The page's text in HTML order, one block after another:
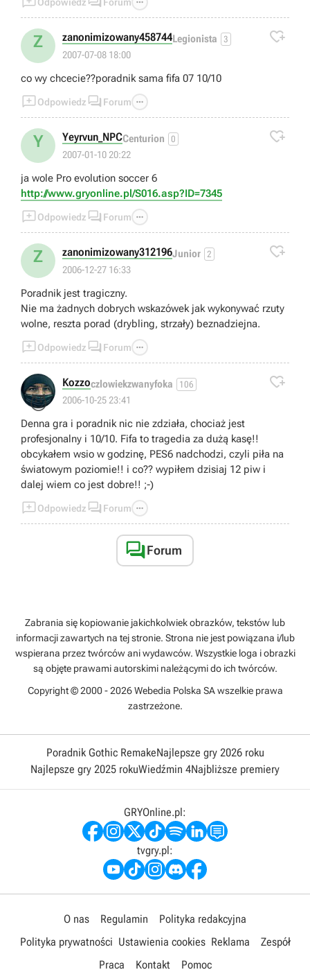
Z zanonimizowany458744Legionista 3
2007-07-08 18:00

co wy chcecie??poradnik sama fifa 07 10/10
Odpowiedz  Forum 
Y Yeyrvun_NPCCenturion 0
2007-01-10 20:22

ja wole Pro evolution soccer 6
http://www.gryonline.pl/S016.asp?ID=7345
Odpowiedz  Forum 
Z zanonimizowany312196Junior 2
2006-12-27 16:33

Poradnik jest tragiczny.
Nie ma żadnych dobrych wskazówek jak wykonywać rzuty
wolne, reszta porad (drybling, strzały) beznadziejna.
Odpowiedz  Forum 
😈
Kozzoczlowiekzwanyfoka 106
2006-10-25 23:41

Denna gra i poradnik nic nie zdziała, chociaż jest
profesjonalny i 10/10. Fifa to tragedia za dużą kasę!!
obcykałem wsio w godzinę, PES6 nadchodzi, czyli piła na
światowym poziomie!! i co?? wypiłem dzisiaj 12 piw i
dalej wiem co jest dobre!! ;-)
Odpowiedz  Forum 
Forum
Zabrania się kopiowanie jakichkolwiek obrazków, tekstów lub
informacji zawartych na tej stronie. Strona nie jest powiązana i/lub
wspierana przez twórców ani wydawców. Wszystkie loga i obrazki
są objęte prawami autorskimi należącymi do ich twórców.
Copyright © 2000 - 2026 Webedia Polska SA wszelkie prawa
zastrzeżone.
Poradnik Gothic RemakeNajlepsze gry 2026 roku
Najlepsze gry 2025 rokuWiedźmin 4Najbliższe premiery
GRYOnline.pl:
tvgry.pl:
O nas Regulamin
Polityka redakcyjna
Polityka prywatności Ustawienia cookies Reklama
Zespół
Praca
Kontakt Pomoc